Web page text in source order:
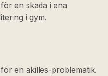
en skada i ena
i gym.
en akilles-problematik.